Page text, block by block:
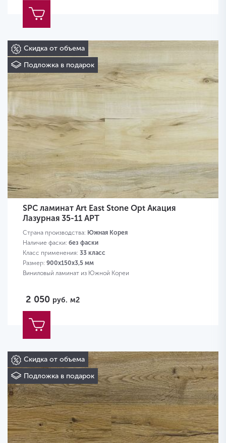
Скидка от объема
Подложка в подарок
SPC ламинат Art East Stone Opt Акация
Лазурная 35-11 APT
Страна производства: Южная Корея
Наличие фаски: без фаски
Класс применения: 33 класс
Размер: 900х150х3,5 мм
Виниловый ламинат из Южной Кореи
2 050 руб. м2
Скидка от объема
Подложка в подарок